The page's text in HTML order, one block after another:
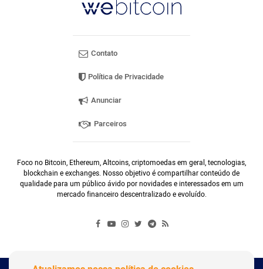
Contato
Política de Privacidade
Anunciar
Parceiros
Foco no Bitcoin, Ethereum, Altcoins, criptomoedas em geral, tecnologias,
blockchain e exchanges. Nosso objetivo é compartilhar conteúdo de
qualidade para um público ávido por novidades e interessados em um
mercado financeiro descentralizado e evoluído.